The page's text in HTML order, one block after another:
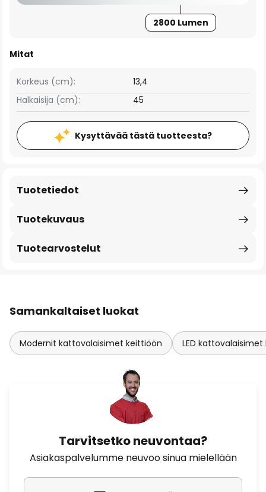
2800 Lumen
Mitat
Korkeus (cm):
13,4
Halkaisija (cm):
45
Kysyttävää tästä tuotteesta?
Tuotekuvaus
Tuotetiedot
Tuotearvostelut
Samankaltaiset luokat
Modernit kattovalaisimet keittiöön LED
Tarvitsetko neuvontaa?
Asiakaspalvelumme neuvoo sinua mielellään